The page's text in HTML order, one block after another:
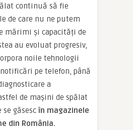
continuă să fie
de care nu ne putem
mărimi și capacități de
au evoluat progresiv,
noile tehnologii
pe telefon, până
a
de mașini de spălat
găsescîn magazinele
din România.